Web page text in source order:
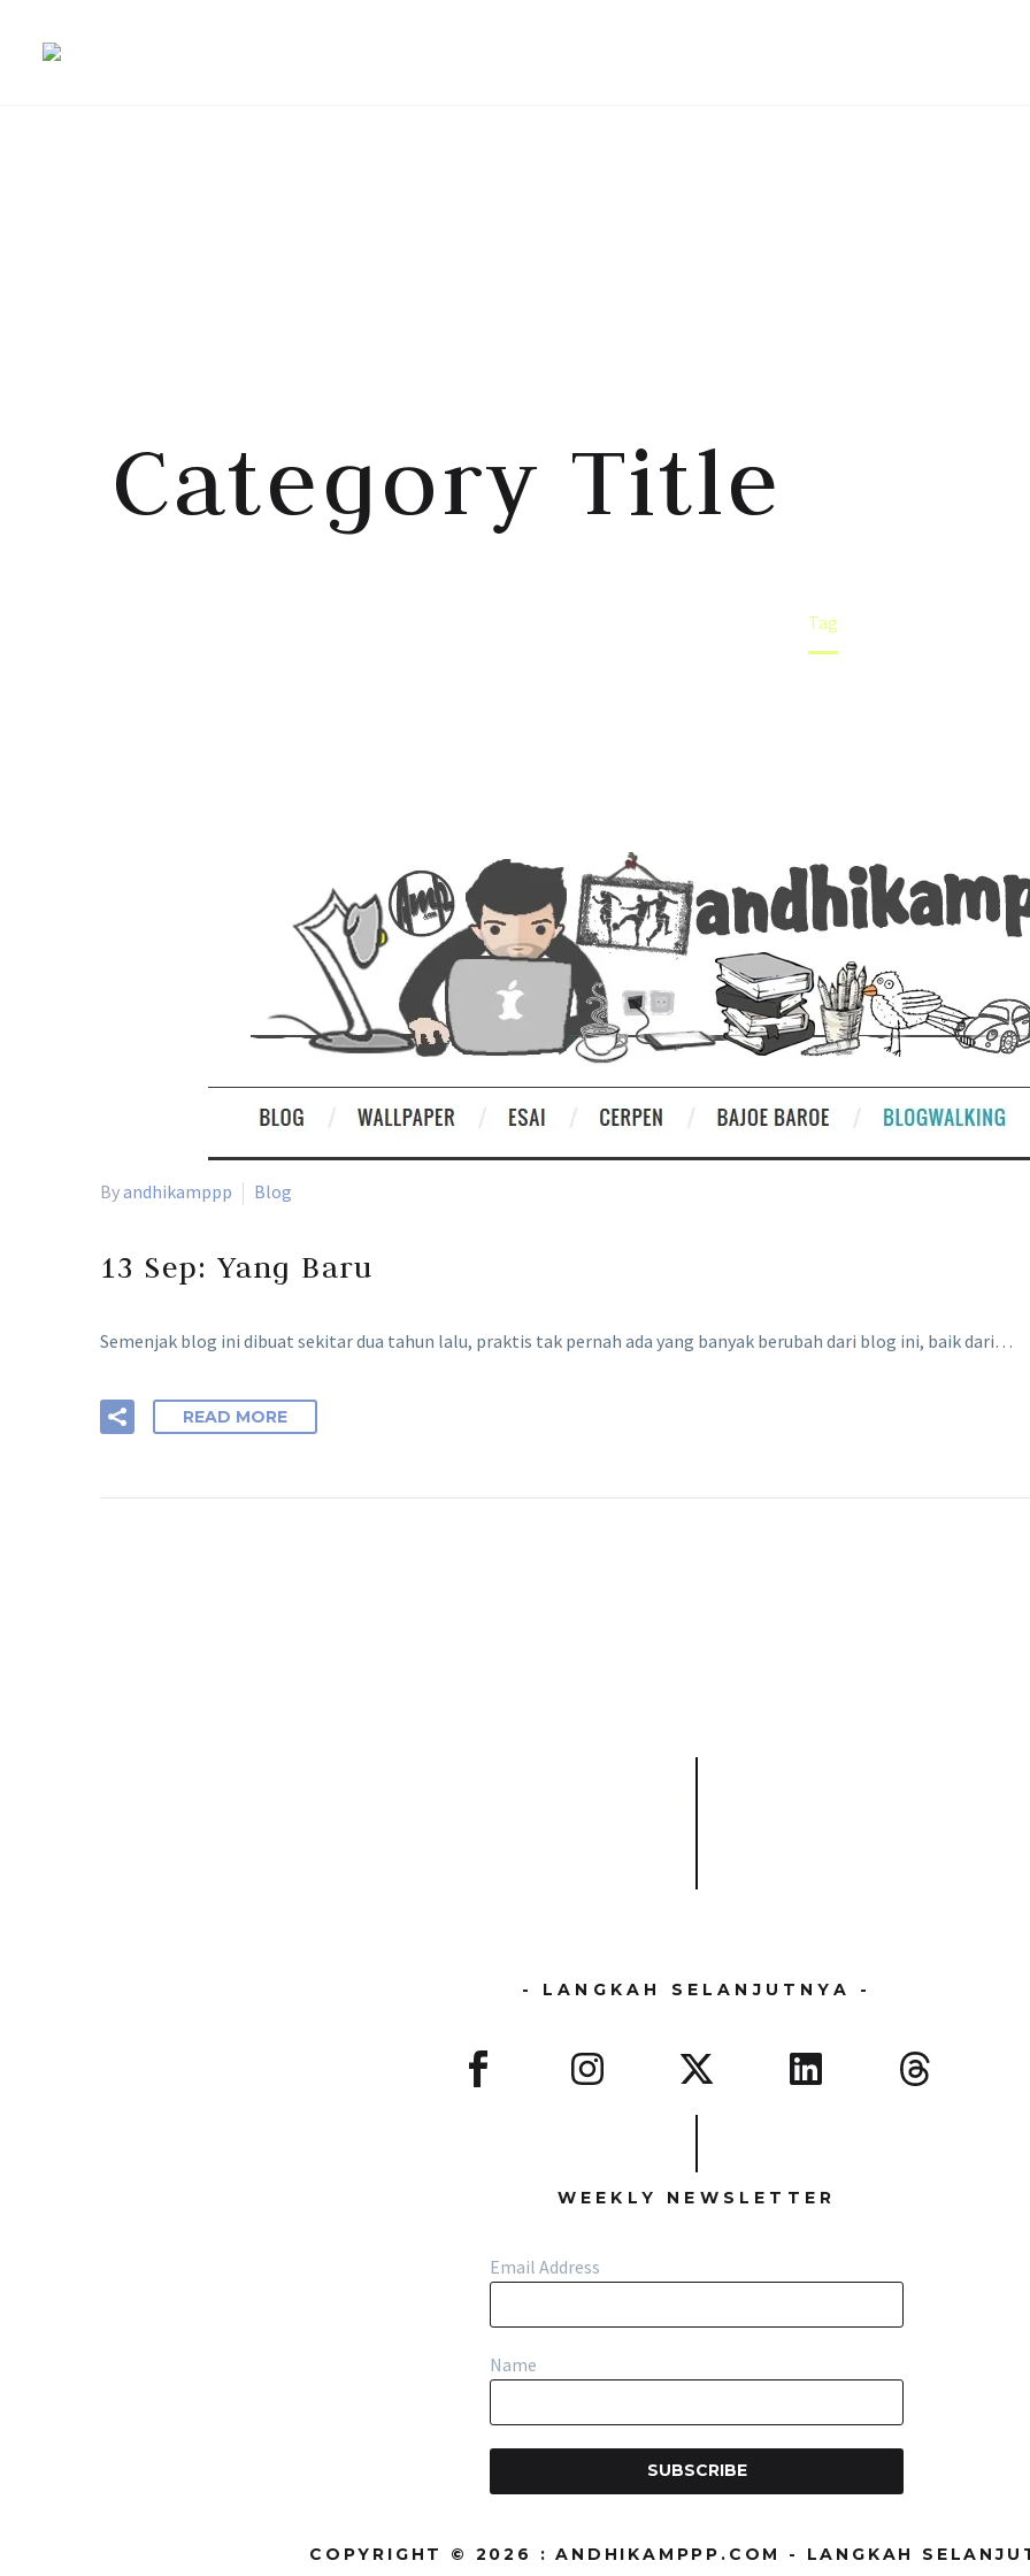
Category Title
Tag
Byandhikamppp Blog
13 Sep:Yang Baru
Semenjak blog ini dibuat sekitar dua tahun lalu, praktis tak pernah ada yang banyak berubah dari blog ini, baik dari…
READ MORE
- LANGKAH SELANJUTNYA -
WEEKLY NEWSLETTER
Email Address
Name
SUBSCRIBE
COPYRIGHT © 2026 : ANDHIKAMPPP.COM - LANGKAH